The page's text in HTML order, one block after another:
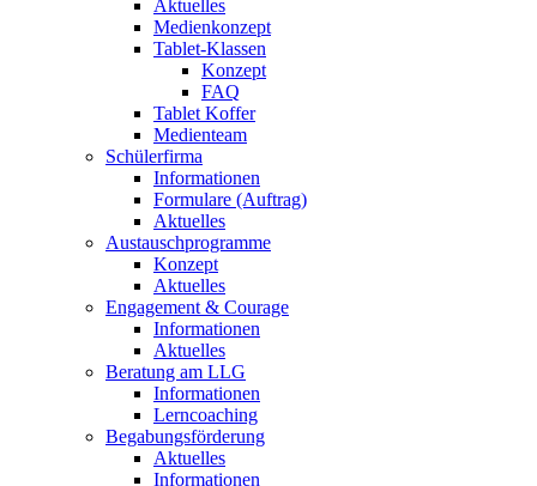
Aktuelles
Medienkonzept
Tablet-Klassen
Konzept
FAQ
Tablet Koffer
Medienteam
Schülerfirma
Informationen
Formulare (Auftrag)
Aktuelles
Austauschprogramme
Konzept
Aktuelles
Engagement & Courage
Informationen
Aktuelles
Beratung am LLG
Informationen
Lerncoaching
Begabungsförderung
Aktuelles
Informationen